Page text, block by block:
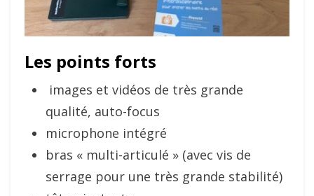
Les points forts
images et vidéos de très grande
qualité, auto-focus
microphone intégré
bras « multi-articulé » (avec vis de
serrage pour une très grande stabilité)